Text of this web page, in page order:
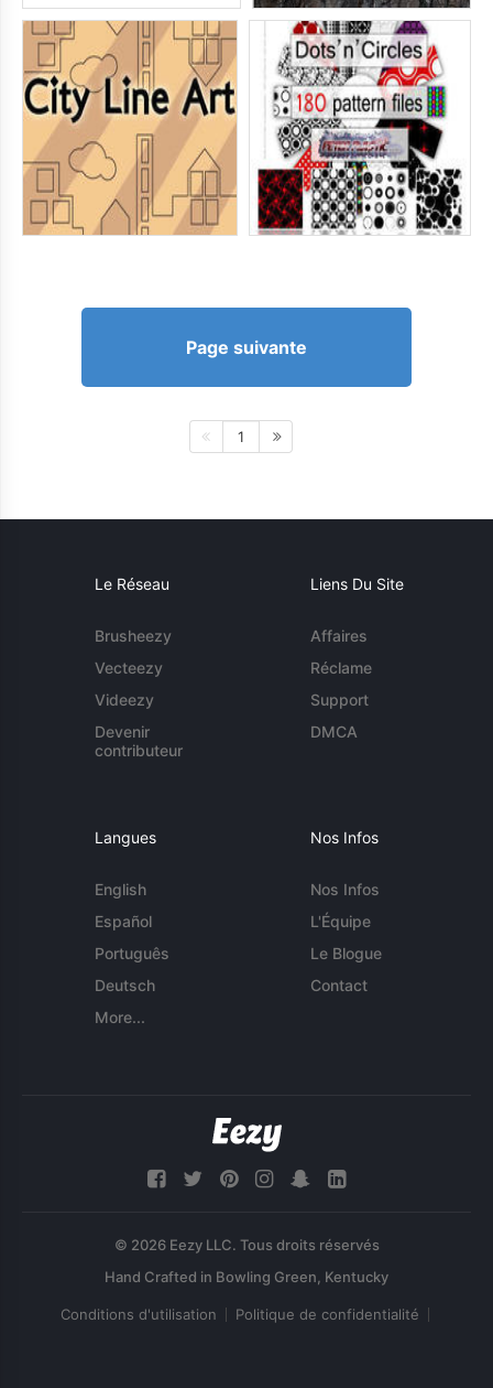
Page suivante
1
Le Réseau
Brusheezy
Vecteezy
Videezy
Devenir
contributeur
Liens Du Site
Affaires
Réclame
Support
DMCA
Langues
English
Español
Português
Deutsch
More...
Nos Infos
Nos Infos
L'Équipe
Le Blogue
Contact
© 2026 Eezy LLC. Tous droits réservés
Conditions d'utilisation Politique de confidentialité